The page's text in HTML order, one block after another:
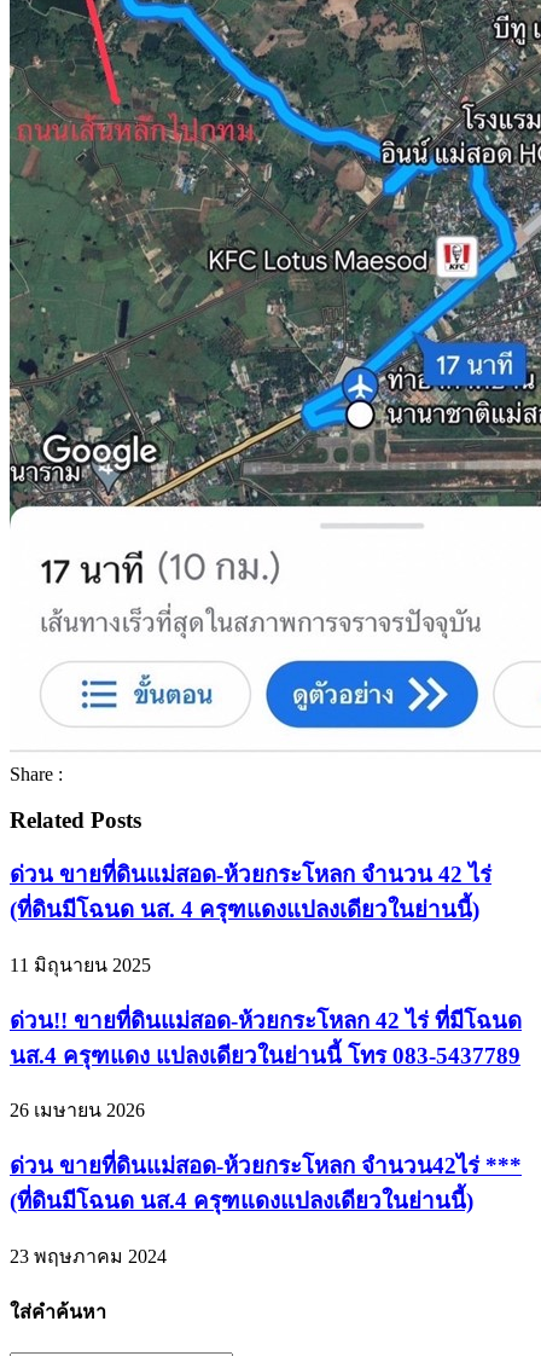
Share :
Related Posts
ด่วน ขายที่ดินแม่สอด-ห้วยกระโหลก จำนวน 42 ไร่
(ที่ดินมีโฉนด นส. 4 ครุฑแดงแปลงเดียวในย่านนี้)
11 มิถุนายน 2025
ด่วน!! ขายที่ดินแม่สอด-ห้วยกระโหลก 42 ไร่ ที่มีโฉนด
นส.4 ครุฑแดง แปลงเดียวในย่านนี้ โทร 083-5437789
26 เมษายน 2026
ด่วน ขายที่ดินแม่สอด-ห้วยกระโหลก จำนวน42ไร่ ***
(ที่ดินมีโฉนด นส.4 ครุฑแดงแปลงเดียวในย่านนี้)
23 พฤษภาคม 2024
ใส่คำค้นหา